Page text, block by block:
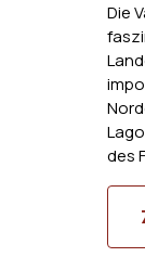
Die
des